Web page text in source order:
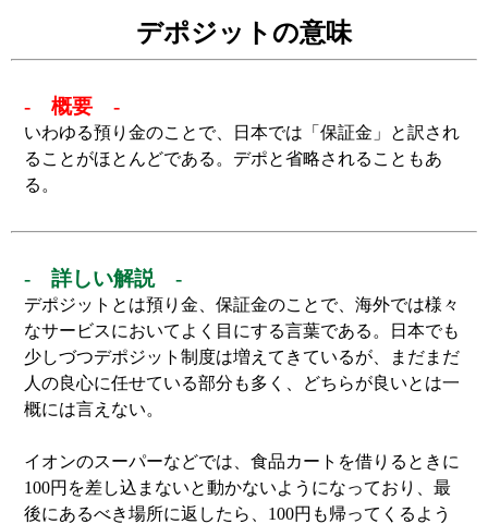
デポジットの意味
- 概要 -
いわゆる預り金のことで、日本では「保証金」と訳され
ることがほとんどである。デポと省略されることもあ
る。
- 詳しい解説 -
デポジットとは預り金、保証金のことで、海外では様々
なサービスにおいてよく目にする言葉である。日本でも
少しづつデポジット制度は増えてきているが、まだまだ
人の良心に任せている部分も多く、どちらが良いとは一
概には言えない。
イオンのスーパーなどでは、食品カートを借りるときに
100円を差し込まないと動かないようになっており、最
後にあるべき場所に返したら、100円も帰ってくるよう